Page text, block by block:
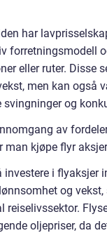
har
forretningsmodell
eller ruter. Disse
men kan også
og
av
man kjøpe flyr
investere i flyaksjer
og
reiselivssektor.
oljepriser, da